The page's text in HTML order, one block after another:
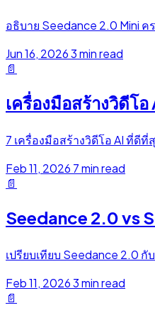
อธิบาย Seedance 2.0 Mini
Jun 16, 20263 min read
📄
เครื่องมือสร้างวิดีโ
7 เครื่องมือสร้างวิดีโอ AI ที่ดี
Feb 11, 2026 7 min read
📄
Seedance 2.0 vs
เปรียบเทียบ Seedance 2.0
Feb 11, 20263 min read
📄